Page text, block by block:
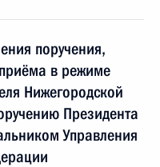
поручения,
в режиме
Нижегородской
Президента
Управления